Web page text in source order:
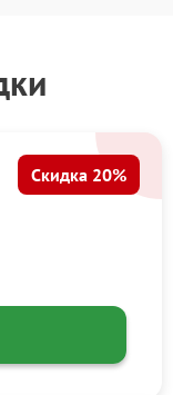
Скидка 20%